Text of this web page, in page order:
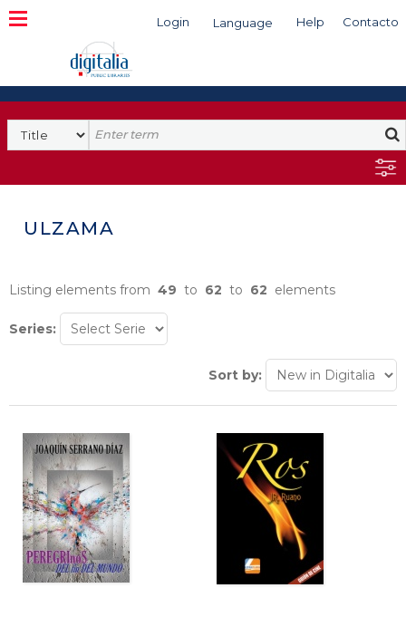
Login Language Help Contacto
Search
ULZAMA
Listing elements from 49 to 62 to 62 elements
Series:
Sort by: